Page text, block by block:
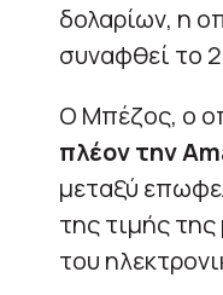
δολαρίων, η
συναφθεί το
Ο Μπέζος, ο
πλέον την
μεταξύ
της τιμής
του